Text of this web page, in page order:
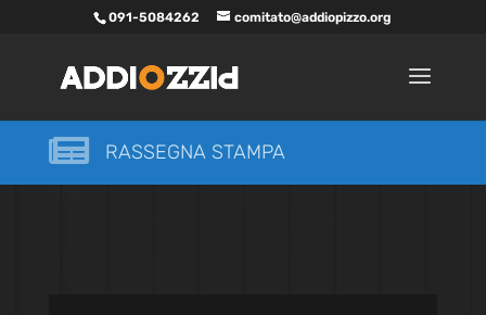
091-5084262 comitato@addiopizzo.org
 RASSEGNA STAMPA